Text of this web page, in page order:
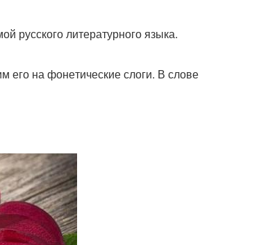
рус­ско­го лите­ра­тур­но­го язы­ка.
его на фоне­ти­че­ские сло­ги. В сло­ве